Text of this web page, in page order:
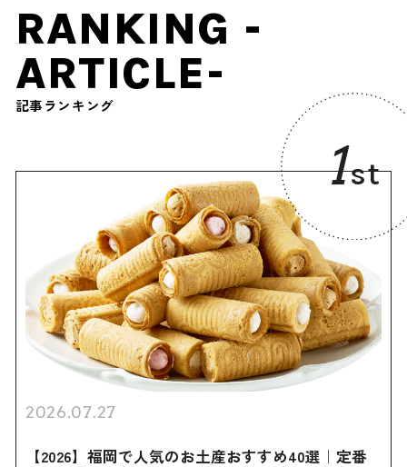
RANKING -
ARTICLE-
記事ランキング
1st
2026.07.27
【2026】福岡で人気のお土産おすすめ40選｜定番